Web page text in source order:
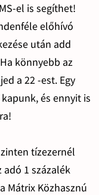
el is segíthet!
előhívó
után add
könnyebb az
a 22 -est. Egy
és ennyit is
tízezernél
1 százalék
Mátrix Közhasznú